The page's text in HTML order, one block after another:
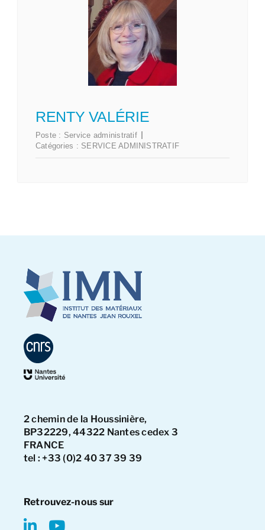
RENTY VALÉRIE
Poste : Service administratif
Catégories : SERVICE ADMINISTRATIF
2 chemin de la Houssinière,
BP32229, 44322 Nantes cedex 3
FRANCE
tel : +33 (0)2 40 37 39 39
Retrouvez-nous sur